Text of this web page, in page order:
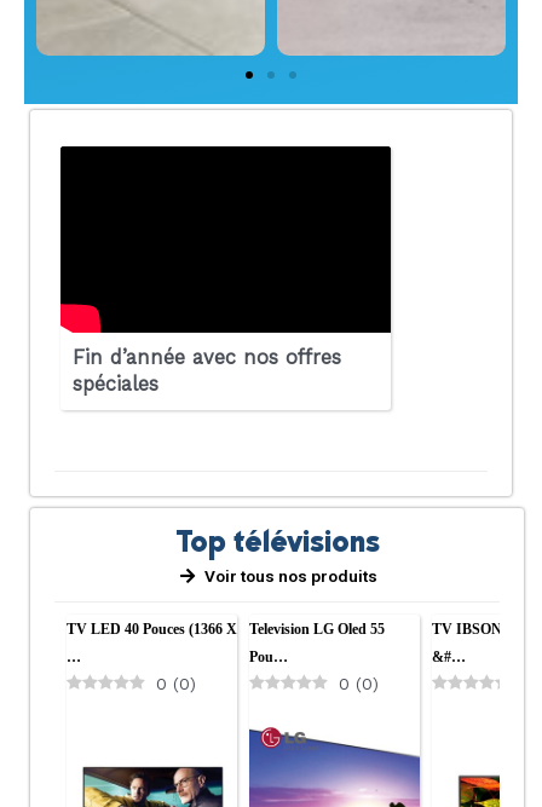
Fin d’année avec nos offres
spéciales
Top télévisions
Voir tous nos produits
TV LED 40 Pouces (1366 X
…
0 (0)
Television LG Oled 55
Pou…
0 (0)
TV IBSON LED
&#…